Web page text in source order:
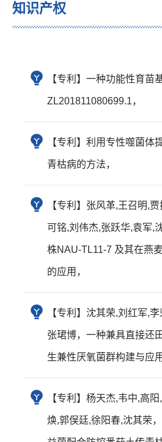
知识产权
【专利】一种功能性育苗
ZL201811080699.1，
【专利】利用专性噬菌体
青枯病的方法，
【专利】张风革,王召明,
可铭,刘伟杰,张跃华,袁军,
株NAU-TL11-7 及其在燕
的应用，
【专利】沈其荣,刘红军,
张珺博，一种兼具直接还
生兼性厌氧菌群构建与应用
【专利】杨天杰,韦中,高
焕,郭俣廷,徐阳春,沈其荣